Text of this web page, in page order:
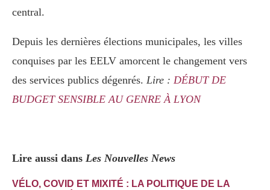
central.
Depuis les dernières élections municipales, les villes
conquises par les EELV amorcent le changement vers
des services publics dégenrés. Lire : DÉBUT DE
BUDGET SENSIBLE AU GENRE À LYON
Lire aussi dans Les Nouvelles News
VÉLO, COVID ET MIXITÉ : LA POLITIQUE DE LA